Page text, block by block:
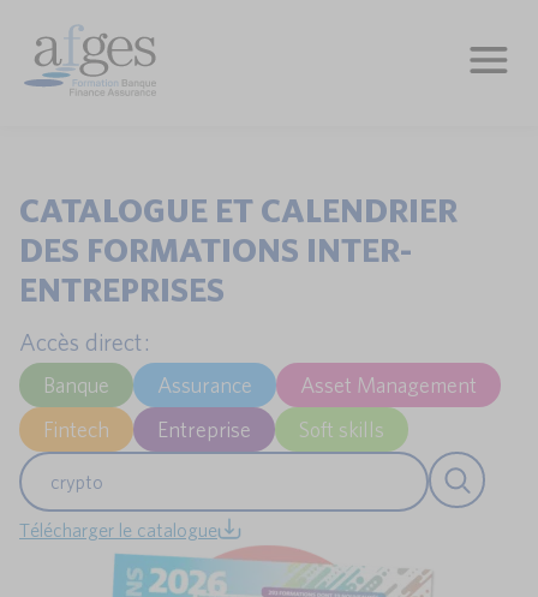
CATALOGUE ET CALENDRIER
DES FORMATIONS INTER-
ENTREPRISES
Accès direct :
Banque Assurance
Asset Management
Fintech
Entreprise Soft skills
Télécharger le catalogue